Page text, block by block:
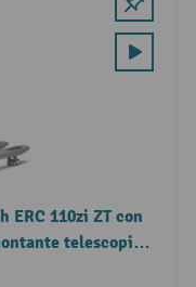
110zi ZT con
telescopico